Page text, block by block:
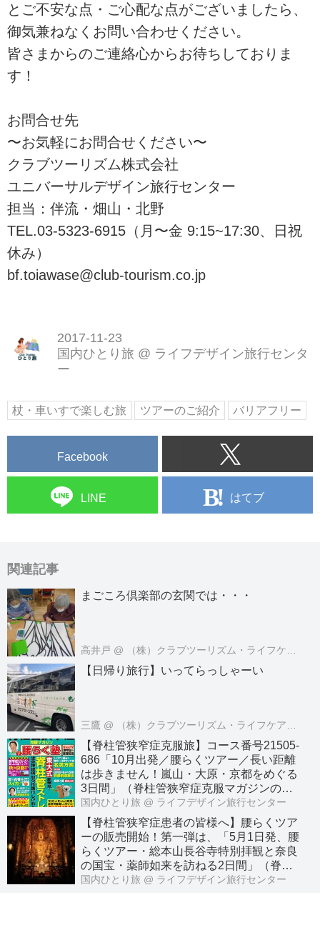
とご不安な点・ご心配な点がございましたら、
御気兼ねなくお問い合わせください。
皆さまからのご連絡心からお待ちしておりま
す！
お問合せ先
〜お気軽にお問合せください〜
クラブツーリズム株式会社
ユニバーサルデザイン旅行センター
担当：伴流・畑山・北野
TEL.03-5323-6915（月〜金 9:15~17:30、日祝
休み）
bf.toiawase@club-tourism.co.jp
2017-11-23
国内ひとり旅 @ ライフデザイン旅行センタ
ー
杖・車いすで楽しむ旅 ツアーのご紹介 バリアフリー
Facebook
LINE はてブ
関連記事
まごころ倶楽部の玄関では・・・
高井戸 @ （株）クラブツーリズム・ライフケアサービス
【日帰り旅行】いってらっしゃーい
三鷹 @ （株）クラブツーリズム・ライフケアサービス
【脊柱管狭窄症克服旅】コース番号21505-
686「10月出発／腰らくツアー／長い距離
は歩きません！嵐山・大原・京都をめぐる
3日間」（脊柱管狭窄症克服マガジンのわ
かさ出版との共同企画）
国内ひとり旅 @ ライフデザイン旅行センター
【脊柱管狭窄症患者の皆様へ】腰らくツア
ーの販売開始！第一弾は、「5月1日発、腰
らくツアー・総本山長谷寺特別拝観と奈良
の国宝・薬師如来を訪ねる2日間」（脊柱
管狭窄症克服マガジンのわかさ出版との共
国内ひとり旅 @ ライフデザイン旅行センター